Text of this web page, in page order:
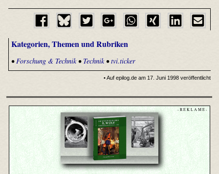
Kategorien, Themen und Rubriken
•Forschung & Technik• Technik•tvi.ticker
• Auf epilog.de am 17. Juni 1998 veröffentlicht
- R E K L A M E -